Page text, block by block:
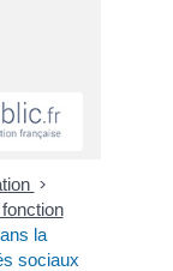
>
la
sociaux